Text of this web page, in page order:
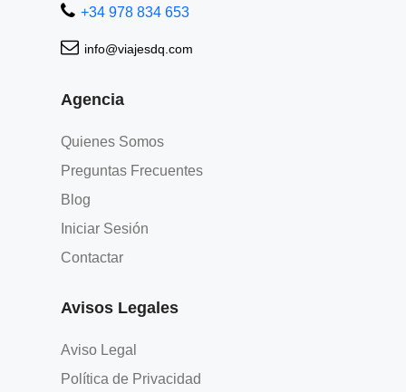
+34 978 834 653
info@viajesdq.com
Agencia
Quienes Somos
Preguntas Frecuentes
Blog
Iniciar Sesión
Contactar
Avisos Legales
Aviso Legal
Política de Privacidad